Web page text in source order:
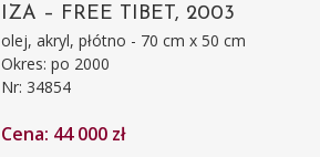
IZA – FREE TIBET, 2003
olej, akryl, płótno - 70 cm x 50 cm
Okres: po 2000
Nr: 34854
Cena: 44 000 zł